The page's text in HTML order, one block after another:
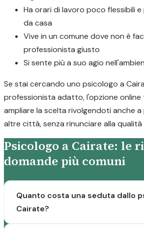
Ha orari di lavoro poco flessibili
da casa
Vive in un comune dove non è
professionista giusto
Si sente più a suo agio
Se stai cercando uno psicologo a
professionista adatto, l'opzione
ampliare la scelta rivolgendoti anche
altre città, senza rinunciare alla
Psicologo a Cairate: le
domande più comuni
Quanto costa una seduta dallo
Cairate?